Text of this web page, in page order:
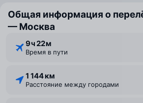
Общая информация о
— Москва
9 ⁠ч 22 ⁠м
Время в пути
1 144 км
Расстояние между городами